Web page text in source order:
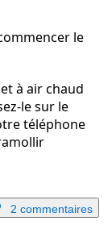
le
à air chaud
le sur le
téléphone
2 commentaires